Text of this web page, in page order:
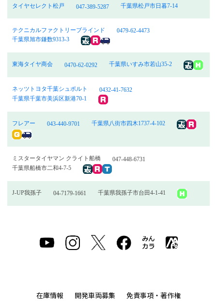
タイヤセレクト松戸 047-389-5287 千葉県松戸市日暮7-14
テクニカルファクトリーブラインド
0479-62-4473
千葉県旭市鎌数9313-3
東海タイヤ商会 0470-62-0292 千葉県いすみ市若山35-2
ネッツトヨタ千葉シュポルト
0432-41-7632
千葉県千葉市美浜区新港70-1
フレアー 043-440-9701 千葉県八街市四木1737-4-102
ミスタータイヤマン クライト船橋
047-448-6731
千葉県船橋市二和4-7-5
J-UP我孫子 04-7179-1661 千葉県我孫子市台田4-1-41
在庫情報 開発車両募集 免責事項・著作権